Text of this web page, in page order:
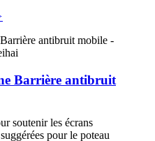
Barrière antibruit
soutenir les écrans
pour le poteau